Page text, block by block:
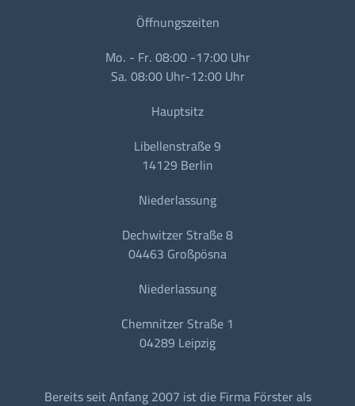
Öffnungszeiten
Mo. - Fr. 08:00 -17:00 Uhr
Sa. 08:00 Uhr-12:00 Uhr
Hauptsitz
Libellenstraße 9
14129 Berlin
Niederlassung
Dechwitzer Straße 8
04463 Großpösna
Niederlassung
Chemnitzer Straße 1
04289 Leipzig
Bereits seit Anfang 2007 ist die Firma Förster als